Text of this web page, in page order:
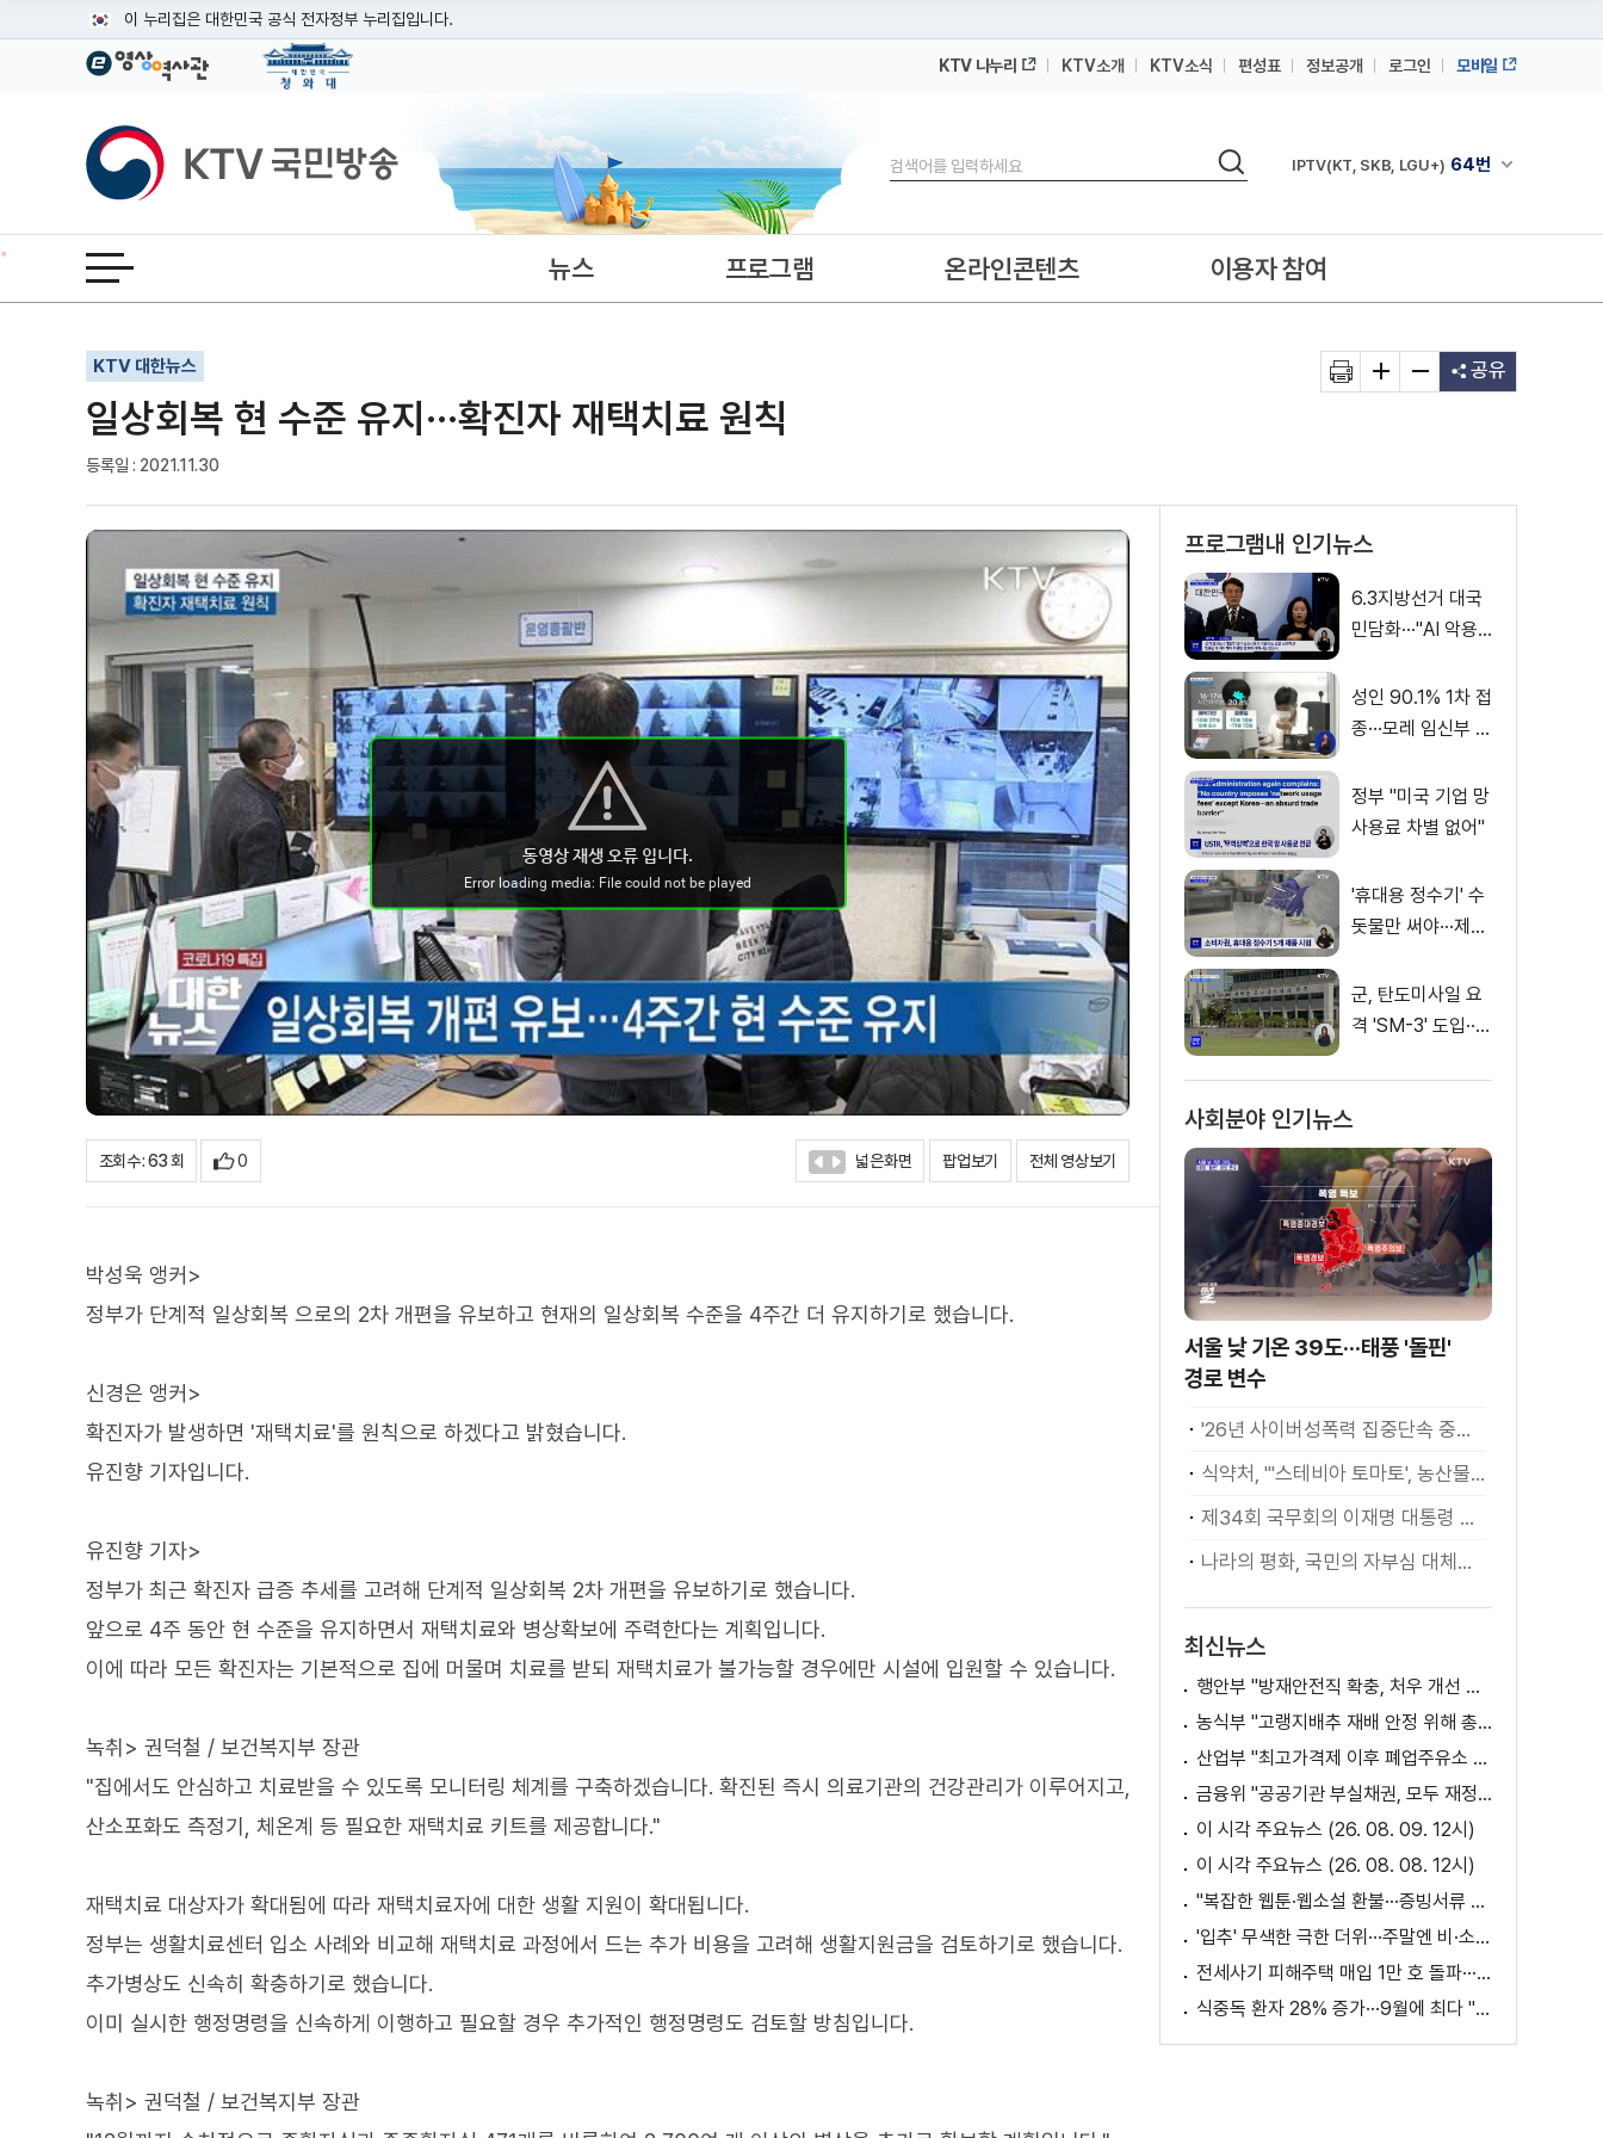
이 누리집은 대한민국 공식 전자정부 누리집입니다.
공식 누리집 주소 확인하기
이밖에 or.kr 또는 .kr등 다른 도메인 주소를 사용하고 있다면 아래 URL에서 도메인 주소를 확인해 보세요
운영중인 공식 누리집보기
KTV 나누리 KTV소개 KTV소식 편성표 정보공개 로그인 모바일
KTV국민방송
검색
검색 채널안내 펼쳐
IPTV(KT, SKB, LGU+) 64번
IPTV(KT, SKB, LGU+)
전체메뉴 열기 뉴스 프로그램 온라인콘텐츠 이용자 참여
KTV 대한뉴스
일상회복 현 수준 유지···확진자 재택치료 원칙
등록일 : 2021.11.30
기사인쇄
글자확대
글자축소 공유
조회수 : 63 회 0 넓은화면 팝업보기 전체 영상보기
박성욱 앵커>
정부가 단계적 일상회복 으로의 2차 개편을 유보하고 현재의 일상회복 수준을 4주간 더 유지하기로 했습니다.
신경은 앵커>
확진자가 발생하면 '재택치료'를 원칙으로 하겠다고 밝혔습니다.
유진향 기자입니다.
유진향 기자>
정부가 최근 확진자 급증 추세를 고려해 단계적 일상회복 2차 개편을 유보하기로 했습니다.
앞으로 4주 동안 현 수준을 유지하면서 재택치료와 병상확보에 주력한다는 계획입니다.
이에 따라 모든 확진자는 기본적으로 집에 머물며 치료를 받되 재택치료가 불가능할 경우에만 시설에 입원할 수 있습니다.
녹취> 권덕철 / 보건복지부 장관
"집에서도 안심하고 치료받을 수 있도록 모니터링 체계를 구축하겠습니다. 확진된 즉시 의료기관의 건강관리가 이루어지고,
산소포화도 측정기, 체온계 등 필요한 재택치료 키트를 제공합니다."
재택치료 대상자가 확대됨에 따라 재택치료자에 대한 생활 지원이 확대됩니다.
정부는 생활치료센터 입소 사례와 비교해 재택치료 과정에서 드는 추가 비용을 고려해 생활지원금을 검토하기로 했습니다.
추가병상도 신속히 확충하기로 했습니다.
이미 실시한 행정명령을 신속하게 이행하고 필요할 경우 추가적인 행정명령도 검토할 방침입니다.
녹취> 권덕철 / 보건복지부 장관
프로그램내 인기뉴스
6.3지방선거 대국
민담화···"AI 악용
성인 90.1% 1차 접
종···모레 임신부 사
정부 "미국 기업 망
사용료 차별 없어"
'휴대용 정수기' 수
돗물만 써야···제품
군, 탄도미사일 요
격 'SM-3' 도입···
사회분야 인기뉴스
서울 낮 기온 39도···태풍 '돌핀'
경로 변수
'26년 사이버성폭력 집중단속 중간성과 발표···향후 추진계획은?
식약처, "'스테비아 토마토', 농산물 아닌 가공식품"
제34회 국무회의 이재명 대통령 모두발언
나라의 평화, 국민의 자부심 대체불가 대한민국 이재명 대통령 모두말씀
최신뉴스
행안부 "방재안전직 확충, 처우 개선 등 위한 제도개선 추진"
농식부 "고랭지배추 재배 안정 위해 총력···배추가격 점차 안정세"
산업부 "최고가격제 이후 폐업주유소 증가? 사실 아냐"
금융위 "공공기관 부실채권, 모두 재정으로 보전되는 것 아냐"
이 시각 주요뉴스 (26. 08. 09. 12시)
이 시각 주요뉴스 (26. 08. 08. 12시)
"복잡한 웹툰·웹소설 환불···증빙서류 요구까지"
'입추' 무색한 극한 더위···주말엔 비·소나기
전세사기 피해주택 매입 1만 호 돌파···피해 지원 속도
식중독 환자 28% 증가···9월에 최다 "입추 방심 금물"